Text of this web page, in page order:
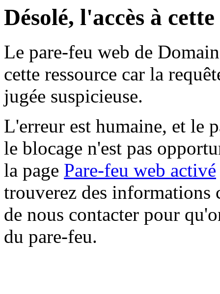
Désolé, l'accès à
Le pare-feu web de
cette ressource car la
jugée suspicieuse.
L'erreur est humaine, et le
le blocage n'est pas
la page Pare-feu web activé
trouverez des informations
de nous contacter pour
du pare-feu.